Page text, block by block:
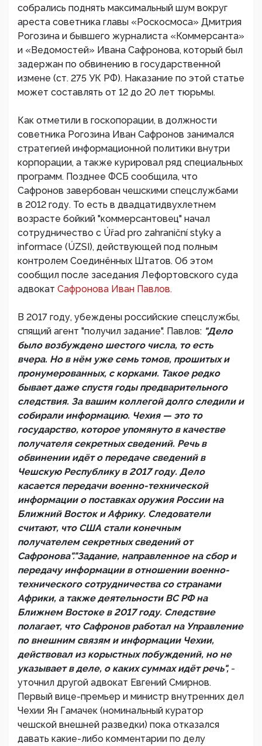
собрались поднять максимальный шум вокруг
ареста советника главы «Роскосмоса» Дмитрия
Рогозина и бывшего журналиста «Коммерсанта»
и «Ведомостей» Ивана Сафронова, который был
задержан по обвинению в государственной
измене (ст. 275 УК РФ). Наказание по этой статье
может составлять от 12 до 20 лет тюрьмы.
Как отметили в госкопорации, в должности
советника Рогозина Иван Сафронов занимался
стратегией информационной политики внутри
корпорации, а также курировал ряд специальных
программ. Позднее ФСБ сообщила, что
Сафронов завербован чешскими спецслужбами
в 2012 году. То есть в двадцатидвухлетнем
возрасте бойкий "коммерсантовец" начал
сотрудничество с Úřad pro zahraniční styky a
informace (ÚZSI), действующей под полным
контролем Соединённых Штатов. Об этом
сообщил после заседания Лефортовского суда
адвокат Сафронова Иван Павлов.
В 2017 году, убеждены российские спецслужбы,
спящий агент "получил задание". Павлов: "Дело
было возбуждено шестого числа, то есть
вчера. Но в нём уже семь томов, прошитых и
пронумерованных, с корками. Такое редко
бывает даже спустя годы предварительного
следствия. За вашим коллегой долго следили и
собирали информацию. Чехия — это то
государство, которое упомянуто в качестве
получателя секретных сведений. Речь в
обвинении идёт о передаче сведений в
Чешскую Республику в 2017 году. Дело
касается передачи военно-технической
информации о поставках оружия России на
Ближний Восток и Африку. Следователи
считают, что США стали конечным
получателем секретных сведений от
Сафронова"."Задание, направленное на сбор и
передачу информации в отношении военно-
технического сотрудничества со странами
Африки, а также деятельности ВС РФ на
Ближнем Востоке в 2017 году. Следствие
полагает, что Сафронов работал на Управление
по внешним связям и информации Чехии,
действовал из корыстных побуждений, но не
указывает в деле, о каких суммах идёт речь", -
уточнил другой адвокат Евгений Смирнов.
Первый вице-премьер и министр внутренних дел
Чехии Ян Гамачек (номинальный куратор
чешской внешней разведки) пока отказался
давать какие-либо комментарии по делу